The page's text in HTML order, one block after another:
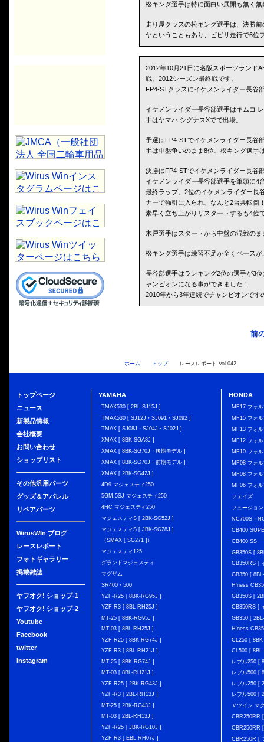
松キング選手は特に面白い展開も無く
走り屋クラスの松キング選手は、決勝
ヤということもあり、ビビリ走行で6位
2012年10月21日に名阪スポーツランド
戦。2012シーズン最終戦です。
FP4-STクラスにイケメンライダー長谷
イケメンライダー長谷部選手はキムコ
手はヤマハ シグナスXでで出場。
予選はFP4-STでイケメンライダー長谷
手は中盤争いのまま8位、松キング選手
決勝はFP4-STでイケメンライダー長谷
イケメンライダー長谷部選手を筆頭に4
最終ラップ。2位のイケメンライダー長
ナーで強引に入られ、なんと2台共転倒
素早く立ち上がりリスタートするも4位
木戸選手はスタートから中盤の混戦の
松キング選手は練習不足か全くペース
長谷部選手はランキング2位の選手が3
ャンピオンになる事ができました！
2010年から3年連続でチャンピオンです
前
ホーム トップ レースレポート Vol.042
トップページ
ニュース
新製品情報
会社概要
お問い合わせ
ショップリスト
その他汎用パーツ
グッズ＆アパレル
リペアパーツ
WirusWIn ブログ
レースレポート
フォトギャラリー
掲載雑誌
ヤフオク! ショップ-1
ヤフオク! ショップ-2
Youtube
Facebook
twitter
Instagram
YAMAHA
TMAX530 [ 2BL-SJ15J ]
TMAX530 [ SJ12J・SJ091・SJ092 ]
TMAX [ SJ08J・SJ04J・SJ02J ]
XMAX [ 8BK-SGA8J ]
XMAX [ 8BK-SG70J・後期モデル ]
XMAX [ 8BK-SG70J・前期モデル ]
XMAX [ 2BK-SG42J ]
4D9 マジェスティ250
5GM,5SJ マジェスティ250
4HC マジェスティ250
マジェスティS [ 2BK-SG52J ]
マジェスティS [ JBK-SG28J ]
（SMAX [ SG271 ]）
マジェスティ125
グランドマジェスティ
マグザム
SR400・500
YZF-R25 [ 8BK-RG95J ]
YZF-R3 [ 8BL-RH25J ]
MT-25 [ 8BK-RG95J ]
MT-03 [ 8BL-RH25J ]
YZF-R25 [ 8BK-RG74J ]
YZF-R3 [ 8BL-RH21J ]
MT-25 [ 8BK-RG74J ]
MT-03 [ 8BL-RH21J ]
YZF-R25 [ 2BK-RG43J ]
YZF-R3 [ 2BL-RH13J ]
MT-25 [ 2BK-RG43J ]
MT-03 [ 2BL-RH13J ]
YZF-R25 [ JBK-RG10J ]
YZF-R3 [ EBL-RH07J ]
HONDA
MF17 フォ
MF15 フォ
MF13 フォ
MF12 フォ
MF10 フォ
MF08 フォ
MF08 フォ
MF06 フォ
フェイズ
フュージョン
NC700S・
CB400
CB400 SS
GB350S [
CB350RS [
GB350 [
H'ness
GB350S [
CB350RS [
GB350 [
H'ness
CL250 [
CL500 [
レブル250 [
レブル500 [
レブル250 [
レブル500 [
Ｖツイン マ
CBR250RR
CBR250RR
CBR250R [